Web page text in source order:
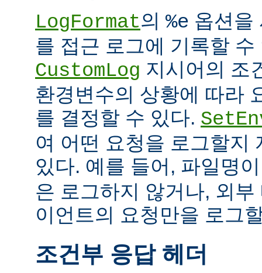
LogFormat의 %e 옵션을
를 접근 로그에 기록할 수
CustomLog 지시어의 조
환경변수의 상황에 따라
를 결정할 수 있다.
여 어떤 요청을 로그할지
있다. 예를 들어, 파일명
은 로그하지 않거나, 외
이언트의 요청만을 로그
조건부 응답 헤더